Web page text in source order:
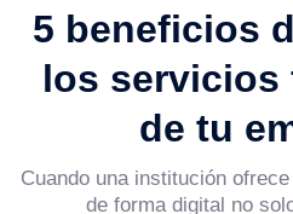
5 beneficios
los servicios
de tu
Cuando una institución
de forma digital no